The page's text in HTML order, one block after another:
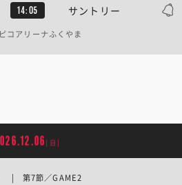
14:05 サントリー
コアリーナふくやま
[日]
| 第7節／GAME2